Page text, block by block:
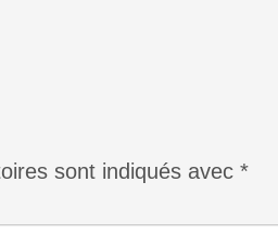
sont indiqués avec *